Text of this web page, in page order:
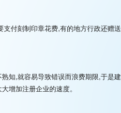
付刻制印章花费,有的地方行政还赠
知,就容易导致错误而浪费期限,于是
增加注册企业的速度。